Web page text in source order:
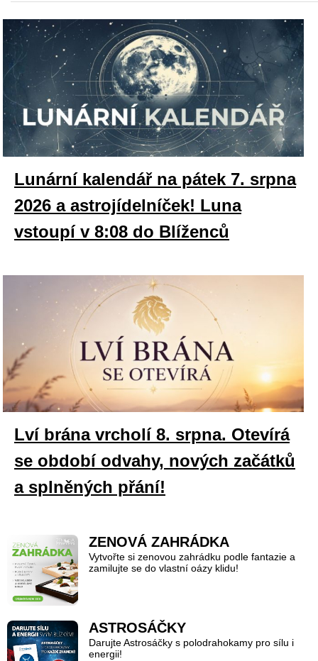
Lunární kalendář na pátek 7. srpna
2026 a astrojídelníček! Luna
vstoupí v 8:08 do Blíženců
Lví brána vrcholí 8. srpna. Otevírá
se období odvahy, nových začátků
a splněných přání!
ZENOVÁ ZAHRÁDKA
Vytvořte si zenovou zahrádku podle fantazie a
zamilujte se do vlastní oázy klidu!
ASTROSÁČKY
Darujte Astrosáčky s polodrahokamy pro sílu i
energii!